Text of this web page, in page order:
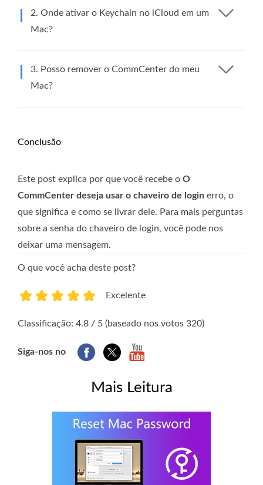
2. Onde ativar o Keychain no iCloud em um
Mac?
3. Posso remover o CommCenter do meu
Mac?
Conclusão
Este post explica por que você recebe o O
CommCenter deseja usar o chaveiro de login erro, o
que significa e como se livrar dele. Para mais perguntas
sobre a senha do chaveiro de login, você pode nos
deixar uma mensagem.
O que você acha deste post?
Excelente
Classificação: 4.8 / 5 (baseado nos votos 320)
Siga-nos no
Mais Leitura